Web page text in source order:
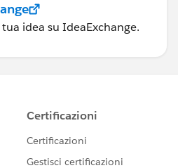
idea su IdeaExchange.